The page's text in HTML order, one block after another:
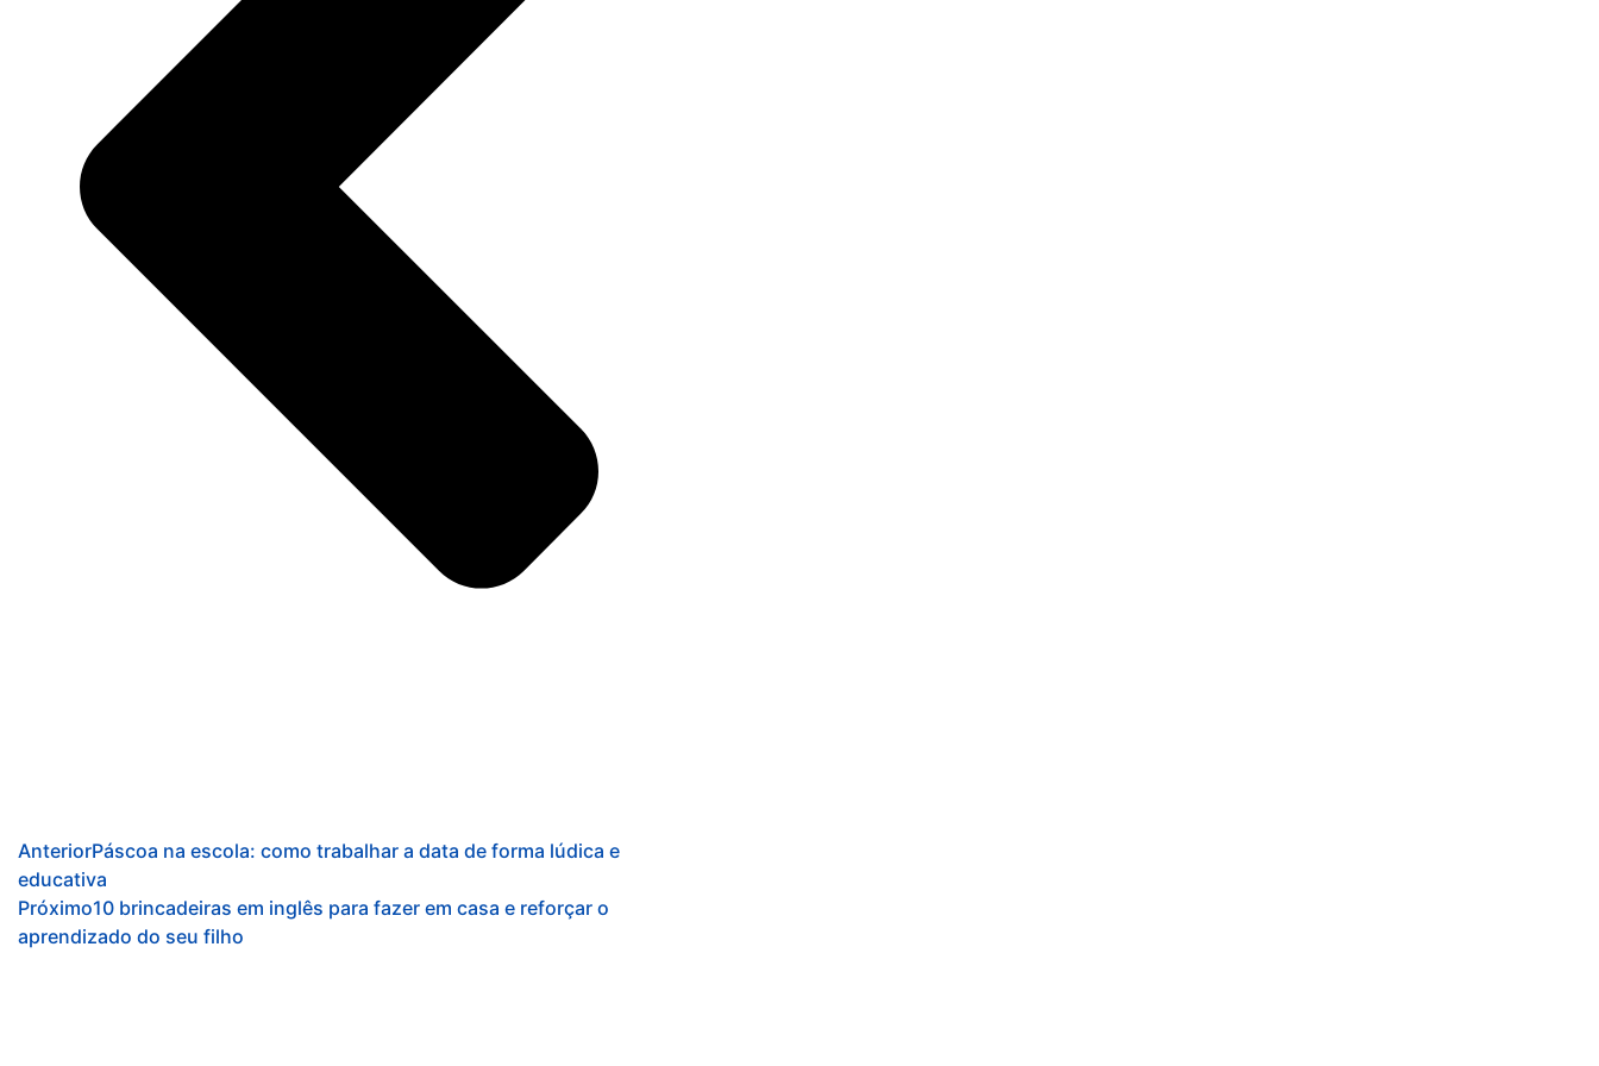
AnteriorPáscoa na escola: como trabalhar a data de forma lúdica e
educativa
Próximo10 brincadeiras em inglês para fazer em casa e reforçar o
aprendizado do seu filho